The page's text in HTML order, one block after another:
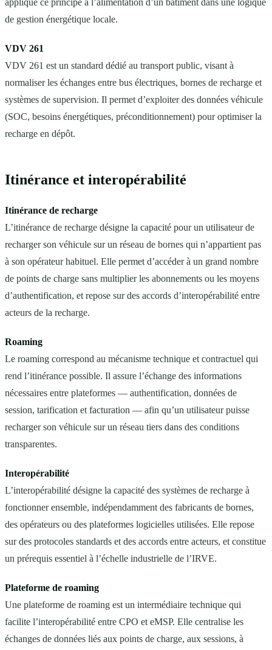
de gestion énergétique locale.
VDV 261
VDV 261 est un standard dédié au transport public, visant à
normaliser les échanges entre bus électriques, bornes de recharge et
systèmes de supervision. Il permet d’exploiter des données véhicule
(SOC, besoins énergétiques, préconditionnement) pour optimiser la
recharge en dépôt.
Itinérance et interopérabilité
Itinérance de recharge
L’itinérance de recharge désigne la capacité pour un utilisateur de
recharger son véhicule sur un réseau de bornes qui n’appartient pas
à son opérateur habituel. Elle permet d’accéder à un grand nombre
de points de charge sans multiplier les abonnements ou les moyens
d’authentification, et repose sur des accords d’interopérabilité entre
acteurs de la recharge.
Roaming
Le roaming correspond au mécanisme technique et contractuel qui
rend l’itinérance possible. Il assure l’échange des informations
nécessaires entre plateformes — authentification, données de
session, tarification et facturation — afin qu’un utilisateur puisse
recharger son véhicule sur un réseau tiers dans des conditions
transparentes.
Interopérabilité
L’interopérabilité désigne la capacité des systèmes de recharge à
fonctionner ensemble, indépendamment des fabricants de bornes,
des opérateurs ou des plateformes logicielles utilisées. Elle repose
sur des protocoles standards et des accords entre acteurs, et constitue
un prérequis essentiel à l’échelle industrielle de l’IRVE.
Plateforme de roaming
Une plateforme de roaming est un intermédiaire technique qui
facilite l’interopérabilité entre CPO et eMSP. Elle centralise les
échanges de données liés aux points de charge, aux sessions, à